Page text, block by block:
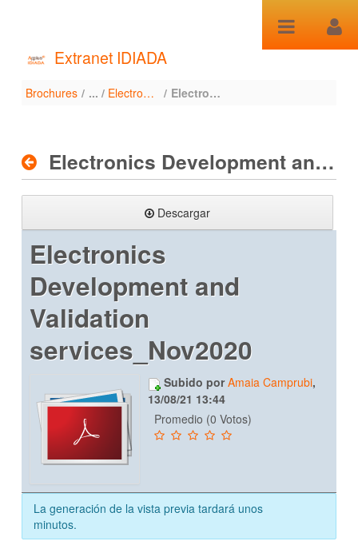
Extranet IDIADA
Brochures
Brochures / Electronics Development and Validation services_Nov2020 / Electronics Development and Validation services_Nov2020
Electronics Development and Validation services_Nov2020
Descargar
Electronics
Development and
Validation
services_Nov2020
Subido porAmaia Camprubi,
13/08/21 13:44
Promedio (0 Votos)
La generación de la vista previa tardará unos
minutos.